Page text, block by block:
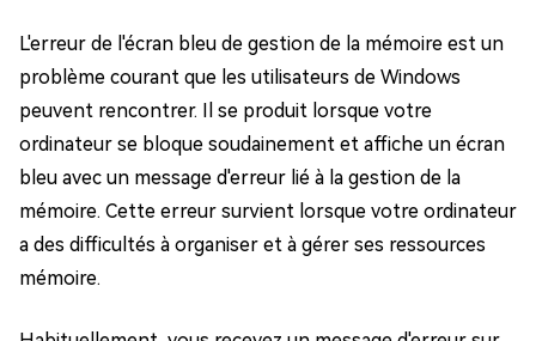
L'erreur de l'écran bleu de gestion de la mémoire est un
problème courant que les utilisateurs de Windows
peuvent rencontrer. Il se produit lorsque votre
ordinateur se bloque soudainement et affiche un écran
bleu avec un message d'erreur lié à la gestion de la
mémoire. Cette erreur survient lorsque votre ordinateur
a des difficultés à organiser et à gérer ses ressources
mémoire.